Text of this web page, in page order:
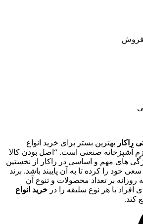
راکار بهترین بستر برای خرید انواع
آشپزخانه صنعتی است. “اصل بودن کالا
های مهم و اساسی در راکار از نخستین
خود را کرده تا به آن پایبند باشد. برند
روزانه بر تعداد محصولات و تنوع آن
ی افراد با هر نوع سلیقه را در خرید انواع
کند.